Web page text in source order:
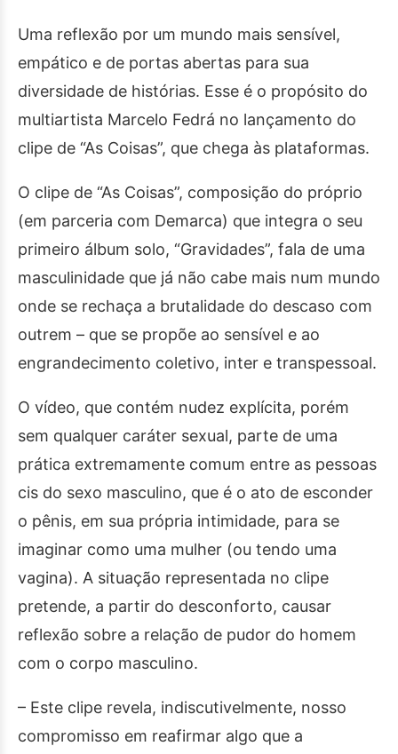
Uma reflexão por um mundo mais sensível,
empático e de portas abertas para sua
diversidade de histórias. Esse é o propósito do
multiartista Marcelo Fedrá no lançamento do
clipe de “As Coisas”, que chega às plataformas.
O clipe de “As Coisas”, composição do próprio
(em parceria com Demarca) que integra o seu
primeiro álbum solo, “Gravidades”, fala de uma
masculinidade que já não cabe mais num mundo
onde se rechaça a brutalidade do descaso com
outrem – que se propõe ao sensível e ao
engrandecimento coletivo, inter e transpessoal.
O vídeo, que contém nudez explícita, porém
sem qualquer caráter sexual, parte de uma
prática extremamente comum entre as pessoas
cis do sexo masculino, que é o ato de esconder
o pênis, em sua própria intimidade, para se
imaginar como uma mulher (ou tendo uma
vagina). A situação representada no clipe
pretende, a partir do desconforto, causar
reflexão sobre a relação de pudor do homem
com o corpo masculino.
– Este clipe revela, indiscutivelmente, nosso
compromisso em reafirmar algo que a